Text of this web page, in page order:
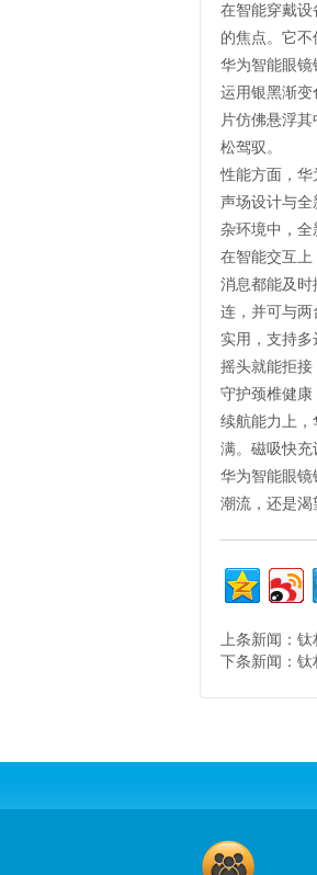
在智能穿戴
的焦点。它不
华为智能眼
运用银黑渐
片仿佛悬浮
松驾驭。
性能方面，
声场设计与
杂环境中，全
在智能交互
消息都能及
连，并可与
实用，支持
摇头就能拒
守护颈椎健康
续航能力上
满。磁吸快充
华为智能眼
潮流，还是渴
上条新闻： 钛
下条新闻： 钛